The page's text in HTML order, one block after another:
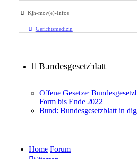
Kjh-mov(e)-Infos
Gerichtsmedizin
Bundesgesetzblatt
Offene Gesetze:
Form bis Ende 2022
Bund: Bundesgesetzblatt in
Home Forum